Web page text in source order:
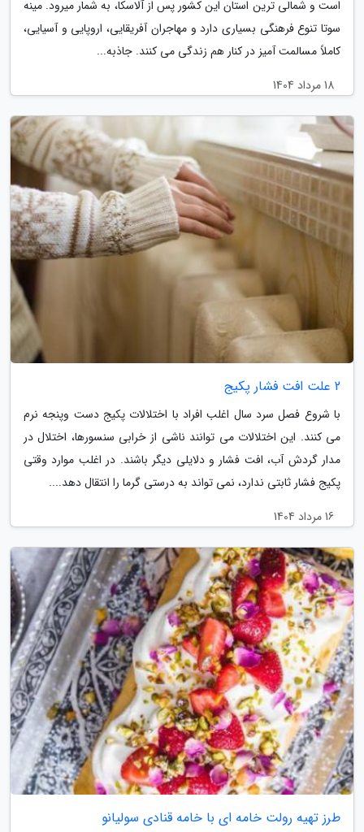
است و شمالی ترین استان این کشور پس از آلاسکا، به شمار میرود. مینه
سوتا تنوع فرهنگی بسیاری دارد و مهاجران آفریقایی، اروپایی و آسیایی،
کاملاً مسالمت آمیز در کنار هم زندگی می کنند. جاذبه...
18 مرداد 1404
2 علت افت فشار پکیج
با شروع فصل سرد سال اغلب افراد با اختلالات پکیج دست وپنجه نرم
می کنند. این اختلالات می توانند ناشی از خرابی سنسورها، اختلال در
مدار گردش آب، افت فشار و دلایلی دیگر باشند. در اغلب موارد وقتی
پکیج فشار ثابتی ندارد، نمی تواند به درستی گرما را انتقال دهد....
16 مرداد 1404
طرز تهیه رولت خامه ای با خامه قنادی سولیانو